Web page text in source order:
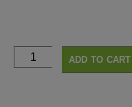
ADD TO CART